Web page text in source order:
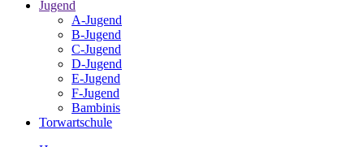
Jugend
A-Jugend
B-Jugend
C-Jugend
D-Jugend
E-Jugend
F-Jugend
Bambinis
Torwartschule